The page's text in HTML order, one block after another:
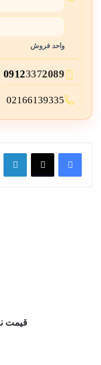
واحد فروش
2
09123372089
02166139335
لینکدین
قیمت